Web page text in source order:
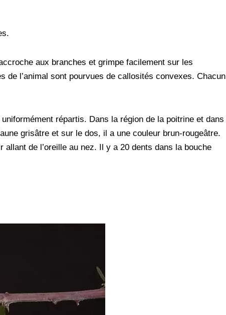
aux branches et grimpe facilement sur les
de l’animal sont pourvues de callosités convexes. Chacun
répartis. Dans la région de la poitrine et dans
grisâtre et sur le dos, il a une couleur brun-rougeâtre.
de l’oreille au nez. Il y a 20 dents dans la bouche